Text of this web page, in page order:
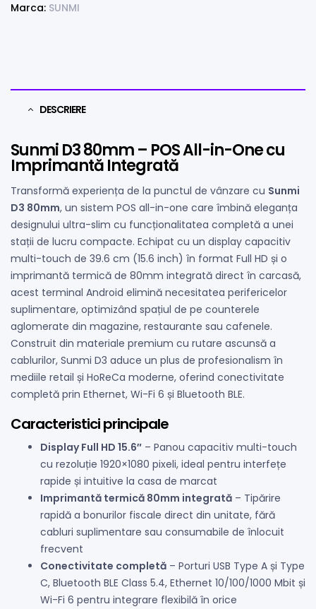
Marca: SUNMI
DESCRIERE
Sunmi D3 80mm – POS All-in-One cu
Imprimantă Integrată
Transformă experiența de la punctul de vânzare cu Sunmi
D3 80mm, un sistem POS all-in-one care îmbină eleganța
designului ultra-slim cu funcționalitatea completă a unei
stații de lucru compacte. Echipat cu un display capacitiv
multi-touch de 39.6 cm (15.6 inch) în format Full HD și o
imprimantă termică de 80mm integrată direct în carcasă,
acest terminal Android elimină necesitatea perifericelor
suplimentare, optimizând spațiul de pe counterele
aglomerate din magazine, restaurante sau cafenele.
Construit din materiale premium cu rutare ascunsă a
cablurilor, Sunmi D3 aduce un plus de profesionalism în
mediile retail și HoReCa moderne, oferind conectivitate
completă prin Ethernet, Wi-Fi 6 și Bluetooth BLE.
Caracteristici principale
Display Full HD 15.6″ – Panou capacitiv multi-touch
cu rezoluție 1920×1080 pixeli, ideal pentru interfețe
rapide și intuitive la casa de marcat
Imprimantă termică 80mm integrată – Tipărire
rapidă a bonurilor fiscale direct din unitate, fără
cabluri suplimentare sau consumabile de înlocuit
frecvent
Conectivitate completă – Porturi USB Type A și Type
C, Bluetooth BLE Class 5.4, Ethernet 10/100/1000 Mbit și
Wi-Fi 6 pentru integrare flexibilă în orice